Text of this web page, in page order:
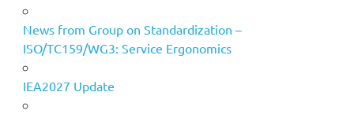
News from Group on Standardization –
ISO/TC159/WG3: Service Ergonomics
IEA2027 Update